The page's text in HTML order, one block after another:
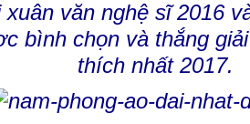
xuân văn nghệ sĩ 2016
bình chọn và thắng
thích nhất 2017.